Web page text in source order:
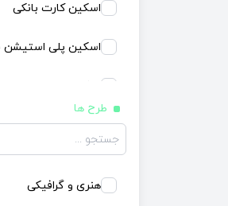
اسکین کارت بانکی
اسکین پلی استیشن 5
اسکین پلی استیشن 4 فت
اسلیم
طرح ها
هنری و گرافیکی